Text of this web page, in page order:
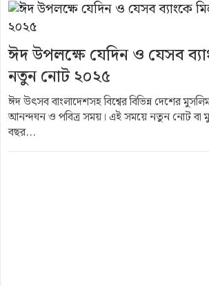
ঈদ উপলক্ষে যেদিন ও যেসব
নতুন নোট ২০২৫
ঈদ উৎসব বাংলাদেশসহ বিশ্বের বিভিন্ন দেশের
আনন্দঘন ও পবিত্র সময়। এই সময়ে নতুন নোট বা
বছর...